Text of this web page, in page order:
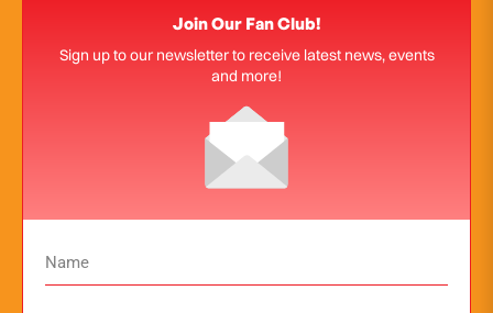
Join Our Fan Club!
Sign up to our newsletter to receive latest news, events
and more!